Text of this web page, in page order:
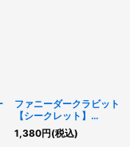
ファニーダークラビット
【シークレット】
{RV01-JP001}《モンス
ター》
1,380円(税込)